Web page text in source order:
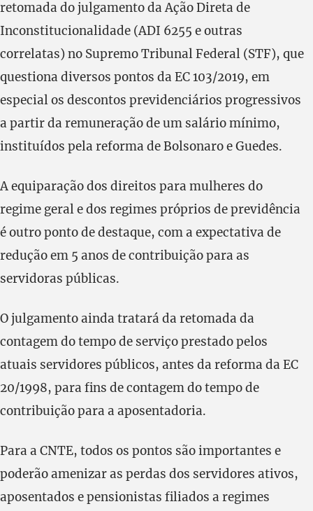
retomada do julgamento da Ação Direta de
Inconstitucionalidade (ADI 6255 e outras
correlatas) no Supremo Tribunal Federal (STF), que
questiona diversos pontos da EC 103/2019, em
especial os descontos previdenciários progressivos
a partir da remuneração de um salário mínimo,
instituídos pela reforma de Bolsonaro e Guedes.
A equiparação dos direitos para mulheres do
regime geral e dos regimes próprios de previdência
é outro ponto de destaque, com a expectativa de
redução em 5 anos de contribuição para as
servidoras públicas.
O julgamento ainda tratará da retomada da
contagem do tempo de serviço prestado pelos
atuais servidores públicos, antes da reforma da EC
20/1998, para fins de contagem do tempo de
contribuição para a aposentadoria.
Para a CNTE, todos os pontos são importantes e
poderão amenizar as perdas dos servidores ativos,
aposentados e pensionistas filiados a regimes